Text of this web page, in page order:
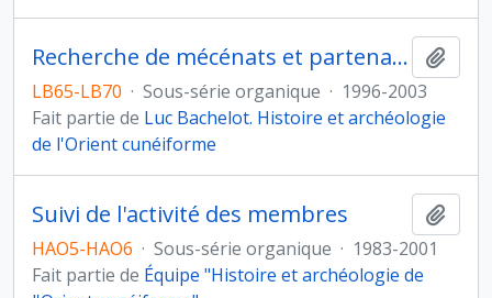
Recherche de mécénats et partenariats
LB65-LB70 · Sous-série organique · 1996-2003
Fait partie de Luc Bachelot. Histoire et archéologie
de l'Orient cunéiforme
Suivi de l'activité des membres
HAO5-HAO6 · Sous-série organique · 1983-2001
Fait partie de Équipe "Histoire et archéologie de